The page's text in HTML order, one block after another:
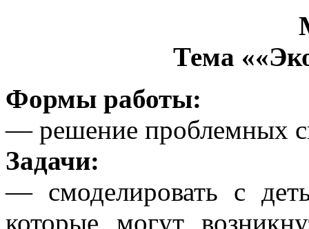
Тема
Формы работы:
— решение проблемных
Задачи:
— смоделировать с
которые могут